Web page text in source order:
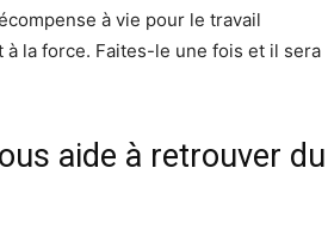
à vie pour le travail
la force. Faites-le une fois et il sera
aide à retrouver du